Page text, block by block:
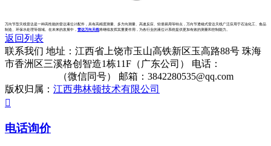
万向节型天线雷达是一种高性能的雷达液位计配件，具有高精度测量、多方向测量、高速反应、轻便易用等特点，万向节透镜式雷达天线广泛应用于石油化工、食品
制造、环保水处理等领域。在未来的发展中， 雷达万向天线将继续发挥其重要作用，为各行业的液位计系统提供更加有效的测量和控制能力。
返回列表
联系我们 地址：江西省上饶市玉山高铁新区玉高路88号 珠海
市香洲区三溪格创智造1栋11F（广东公司）
电话：
（微信同号）
邮箱：3842280535@qq.com
版权归属： 江西弗林顿技术有限公司

电话询价